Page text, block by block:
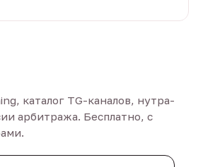
каталог TG-каналов, нутра-
арбитража. Бесплатно, с